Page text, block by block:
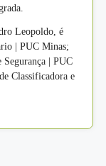
Leopoldo, é
| PUC Minas;
| PUC
Classificadora e